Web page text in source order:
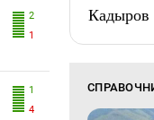
2
1
1
4
Кадыров